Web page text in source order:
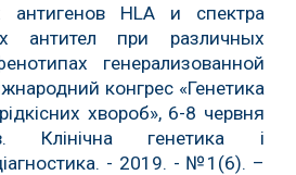
антигенов HLA и спектра
антител при различных
генерализованной
конгрес «Генетика
хвороб», 6-8 червня
Клінічна генетика і
- 2019. - №1(6). –